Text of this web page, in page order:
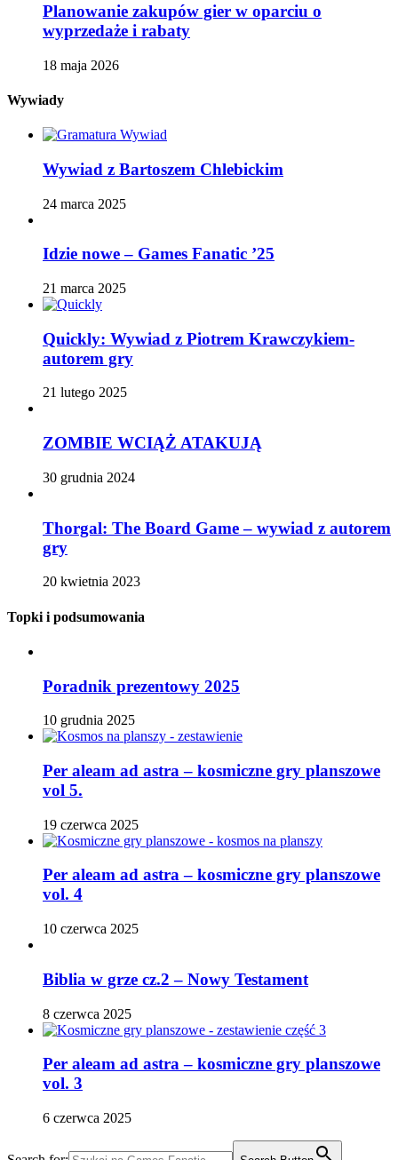
Planowanie zakupów gier w oparciu o
wyprzedaże i rabaty
18 maja 2026
Wywiady
Wywiad z Bartoszem Chlebickim
24 marca 2025
Idzie nowe – Games Fanatic ’25
21 marca 2025
Quickly: Wywiad z Piotrem Krawczykiem-
autorem gry
21 lutego 2025
ZOMBIE WCIĄŻ ATAKUJĄ
30 grudnia 2024
Thorgal: The Board Game – wywiad z autorem
gry
20 kwietnia 2023
Topki i podsumowania
Poradnik prezentowy 2025
10 grudnia 2025
Per aleam ad astra – kosmiczne gry planszowe
vol 5.
19 czerwca 2025
Per aleam ad astra – kosmiczne gry planszowe
vol. 4
10 czerwca 2025
Biblia w grze cz.2 – Nowy Testament
8 czerwca 2025
Per aleam ad astra – kosmiczne gry planszowe
vol. 3
6 czerwca 2025